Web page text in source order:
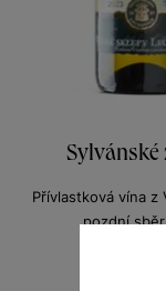
Sylvánské
Přívlastková vína z
pozdní